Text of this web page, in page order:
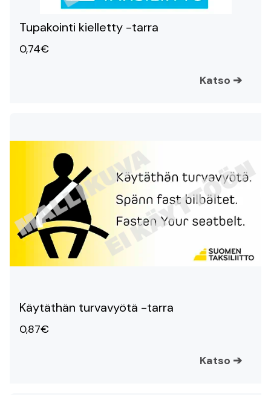
Tupakointi kielletty -tarra
0,74€
Katso ➔
Käytäthän turvavyötä -tarra
0,87€
Katso ➔